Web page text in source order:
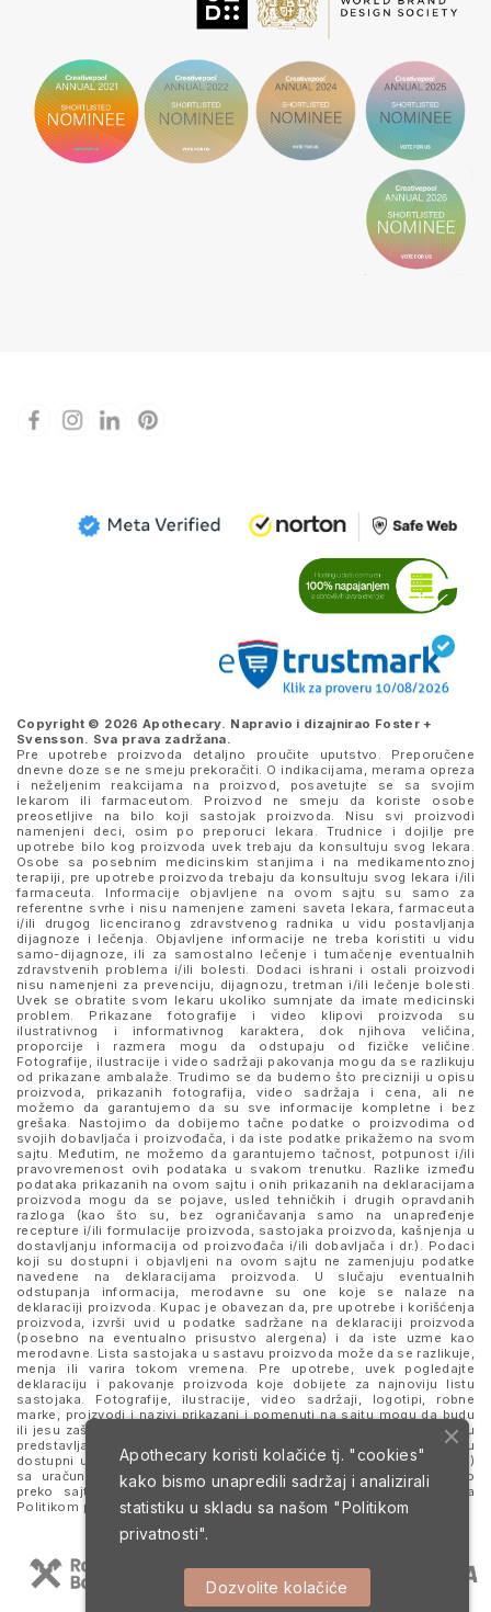
Copyright © 2026 Apothecary. Napravio i dizajnirao Foster +
Svensson. Sva prava zadržana.
Pre upotrebe proizvoda detaljno proučite uputstvo. Preporučene
dnevne doze se ne smeju prekoračiti. O indikacijama, merama opreza
i neželjenim reakcijama na proizvod, posavetujte se sa svojim
lekarom ili farmaceutom. Proizvod ne smeju da koriste osobe
preosetljive na bilo koji sastojak proizvoda. Nisu svi proizvodi
namenjeni deci, osim po preporuci lekara. Trudnice i dojilje pre
upotrebe bilo kog proizvoda uvek trebaju da konsultuju svog lekara.
Osobe sa posebnim medicinskim stanjima i na medikamentoznoj
terapiji, pre upotrebe proizvoda trebaju da konsultuju svog lekara i/ili
farmaceuta. Informacije objavljene na ovom sajtu su samo za
referentne svrhe i nisu namenjene zameni saveta lekara, farmaceuta
i/ili drugog licenciranog zdravstvenog radnika u vidu postavljanja
dijagnoze i lečenja. Objavljene informacije ne treba koristiti u vidu
samo-dijagnoze, ili za samostalno lečenje i tumačenje eventualnih
zdravstvenih problema i/ili bolesti. Dodaci ishrani i ostali proizvodi
nisu namenjeni za prevenciju, dijagnozu, tretman i/ili lečenje bolesti.
Uvek se obratite svom lekaru ukoliko sumnjate da imate medicinski
problem. Prikazane fotografije i video klipovi proizvoda su
ilustrativnog i informativnog karaktera, dok njihova veličina,
proporcije i razmera mogu da odstupaju od fizičke veličine.
Fotografije, ilustracije i video sadržaji pakovanja mogu da se razlikuju
od prikazane ambalaže. Trudimo se da budemo što precizniji u opisu
proizvoda, prikazanih fotografija, video sadržaja i cena, ali ne
možemo da garantujemo da su sve informacije kompletne i bez
grešaka. Nastojimo da dobijemo tačne podatke o proizvodima od
svojih dobavljača i proizvođača, i da iste podatke prikažemo na svom
sajtu. Međutim, ne možemo da garantujemo tačnost, potpunost i/ili
pravovremenost ovih podataka u svakom trenutku. Razlike između
podataka prikazanih na ovom sajtu i onih prikazanih na deklaracijama
proizvoda mogu da se pojave, usled tehničkih i drugih opravdanih
razloga (kao što su, bez ograničavanja samo na unapređenje
recepture i/ili formulacije proizvoda, sastojaka proizvoda, kašnjenja u
dostavljanju informacija od proizvođača i/ili dobavljača i dr.). Podaci
koji su dostupni i objavljeni na ovom sajtu ne zamenjuju podatke
navedene na deklaracijama proizvoda. U slučaju eventualnih
odstupanja informacija, merodavne su one koje se nalaze na
deklaraciji proizvoda. Kupac je obavezan da, pre upotrebe i korišćenja
proizvoda, izvrši uvid u podatke sadržane na deklaraciji proizvoda
(posebno na eventualno prisustvo alergena) i da iste uzme kao
merodavne. Lista sastojaka u sastavu proizvoda može da se razlikuje,
menja ili varira tokom vremena. Pre upotrebe, uvek pogledajte
deklaraciju i pakovanje proizvoda koje dobijete za najnoviju listu
sastojaka. Fotografije, ilustracije, video sadržaji, logotipi, robne
marke, proizvodi i nazivi prikazani i pomenuti na sajtu mogu da budu
ili jesu zaštitni znaci njihovih kompanija. Proizvodi prikazani na sajtu
predstavljaju deo ponude za poručivanje i ne podrazumeva se da su
dostupni u svakom trenutku. Sve cene su izražene u dinarima (RSD)
sa uračunatim PDV-om, dok je poručivanje omogućeno isključivo
preko sajta. Nastavkom i upotrebom ovog sajta slažete se sa
Politikom privatnostiiUslovima korišćenja i prodaje.
Apothecary koristi kolačiće tj. "cookies"
kako bismo unapredili sadržaj i analizirali
statistiku u skladu sa našom "Politikom
privatnosti".
Dozvolite kolačiće